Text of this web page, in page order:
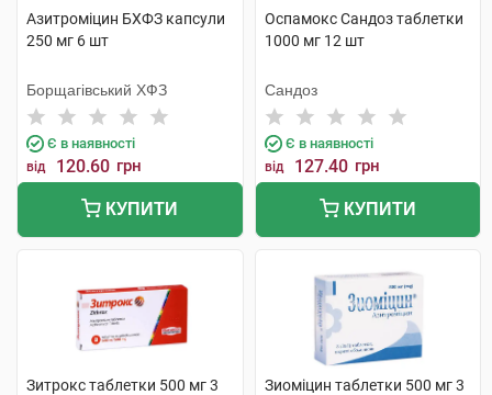
Азитроміцин БХФЗ капсули
250 мг 6 шт
Борщагівський ХФЗ
Є в наявності
від 120.60 грн
КУПИТИ
Оспамокс Сандоз таблетки
1000 мг 12 шт
Сандоз
Є в наявності
від 127.40 грн
КУПИТИ
Зитрокс таблетки 500 мг 3
Зиоміцин таблетки 500 мг 3